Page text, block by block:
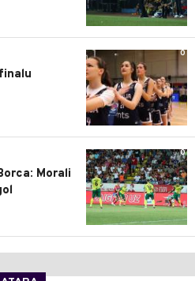
0
0
Morali